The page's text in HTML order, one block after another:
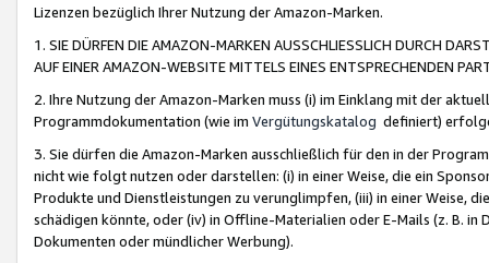
Lizenzen bezüglich Ihrer Nutzung der Amazon-Marken.
1. SIE DÜRFEN DIE AMAZON-MARKEN AUSSCHLIESSLICH DURCH
AUF EINER AMAZON-WEBSITE MITTELS EINES ENTSPRECHENDEN
2. Ihre Nutzung der Amazon-Marken muss (i) im Einklang mit der
Programmdokumentation (wie im Vergütungskatalog definiert)
3. Sie dürfen die Amazon-Marken ausschließlich für den in der
nicht wie folgt nutzen oder darstellen: (i) in einer Weise, die ein
Produkte und Dienstleistungen zu verunglimpfen, (iii) in einer Weise,
schädigen könnte, oder (iv) in Offline-Materialien oder E-Mails (z. B. in
Dokumenten oder mündlicher Werbung).